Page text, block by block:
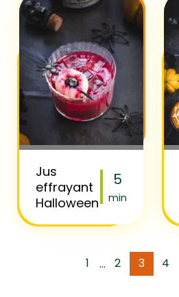
Jus
effrayant
Halloween
5
min
1 ... 2 3 4